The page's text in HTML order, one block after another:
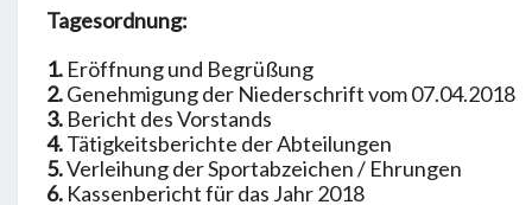
R
M
Tagesordnung:
1. Eröffnung und Begrüßung
2.Genehmigung der Niederschrift vom 07.04.2018
3. Bericht des Vorstands
4.Tätigkeitsberichte der Abteilungen
5.Verleihung der Sportabzeichen / Ehrungen
6. Kassenbericht für das Jahr 2018